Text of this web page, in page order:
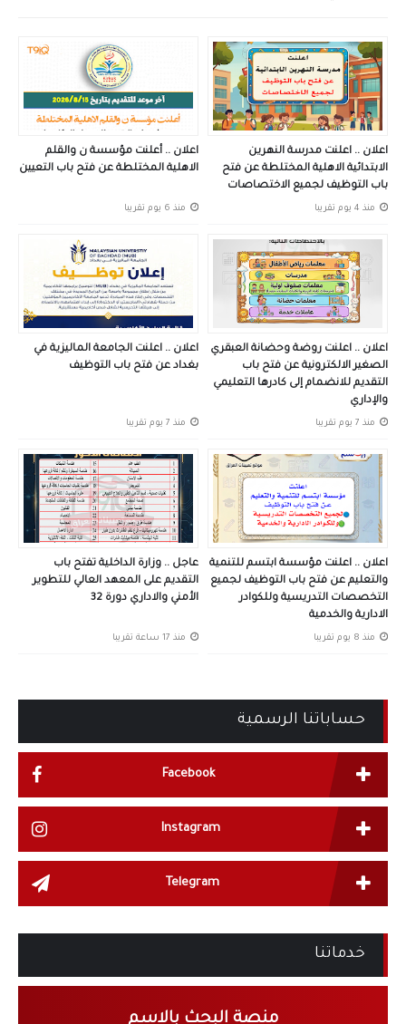
اعلان .. اعلنت مدرسة النهرين
الابتدائية الاهلية المختلطة عن فتح
باب التوظيف لجميع الاختصاصات
منذ 4 يوم تقريبا
اعلان .. أعلنت مؤسسة ن والقلم
الاهلية المختلطة عن فتح باب التعيين
منذ 6 يوم تقريبا
اعلان .. اعلنت روضة وحضانة العبقري
الصغير الالكترونية عن فتح باب
التقديم للانضمام إلى كادرها التعليمي
والإداري
منذ 7 يوم تقريبا
اعلان .. اعلنت الجامعة الماليزية في
بغداد عن فتح باب التوظيف
منذ 7 يوم تقريبا
اعلان .. اعلنت مؤسسة ابتسم للتنمية
والتعليم عن فتح باب التوظيف لجميع
التخصصات التدريسية وللكوادر
الادارية والخدمية
منذ 8 يوم تقريبا
عاجل .. وزارة الداخلية تفتح باب
التقديم على المعهد العالي للتطوير
الأمني والاداري دورة 32
منذ 17 ساعة تقريبا
حساباتنا الرسمية
Facebook
Instagram
Telegram
خدماتنا
منصة البحث بالاسم